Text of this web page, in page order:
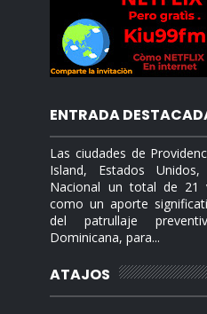
ENTRADA
Las ciudades de
Island, Estados
Nacional un total de 21
como un aporte
del patrullaje
Dominicana, para...
ATAJOS